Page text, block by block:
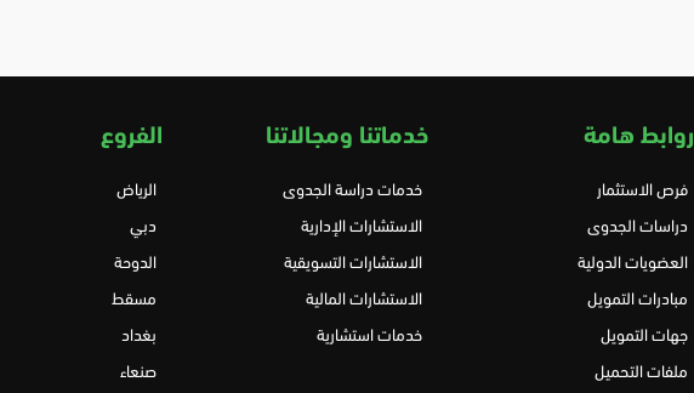
روابط هامة
فرص الاستثمار
دراسات الجدوى
العضويات الدولية
مبادرات التمويل
جهات التمويل
ملفات التحميل
خدماتنا ومجالاتنا
خدمات دراسة الجدوى
الاستشارات الإدارية
الاستشارات التسويقية
الاستشارات المالية
خدمات استشارية
الفروع
الرياض
دبي
الدوحة
مسقط
بغداد
صنعاء